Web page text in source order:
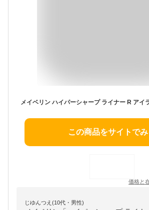
メイベリン ハイパーシャープ ライナー R アイ
この商品をサイトでみ
価格と
じゆんつえ(10代・男性)